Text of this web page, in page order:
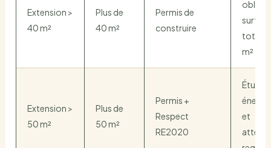
Extension >
40 m²
Plus de
40 m²
Permis de
construire
totale
m²
Extension >
50 m²
Plus de
50 m²
Permis +
Respect
RE2020
Études
et